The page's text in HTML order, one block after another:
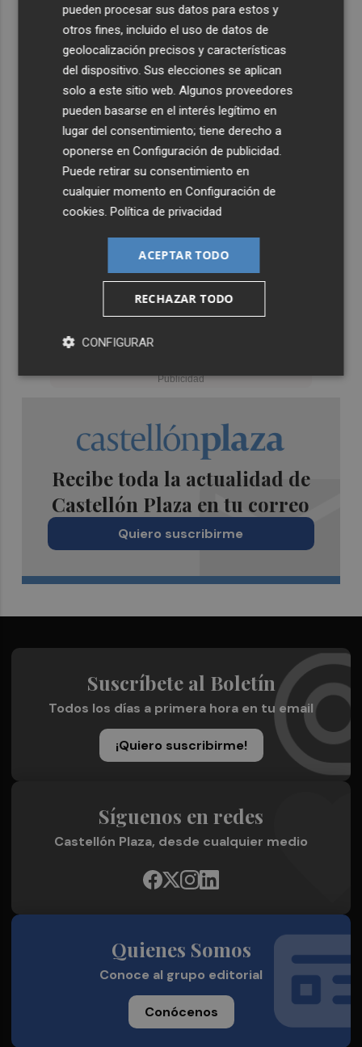
Nerea y Leire Martínez ponen 'Sal de Música' a San
Pedro del Pinatar
El ingreso mínimo vital llega a 879.225 hogares en julio,
un 16,9 % más que hace un año
Recibe toda la actualidad de
Castellón Plaza en tu correo
Quiero suscribirme
Suscríbete al Boletín
Todos los días a primera hora en tu email
¡Quiero suscribirme!
Síguenos en redes
Castellón Plaza, desde cualquier medio
Quienes Somos
Conoce al grupo editorial
Conócenos
pueden procesar sus datos para estos y
otros fines, incluido el uso de datos de
geolocalización precisos y características
del dispositivo. Sus elecciones se aplican
solo a este sitio web. Algunos proveedores
pueden basarse en el interés legítimo en
lugar del consentimiento; tiene derecho a
oponerse enConfiguración de publicidad.
Puede retirar su consentimiento en
cualquier momento enConfiguración de
cookies.Política de privacidad
ACEPTAR TODO
RECHAZAR TODO
CONFIGURAR